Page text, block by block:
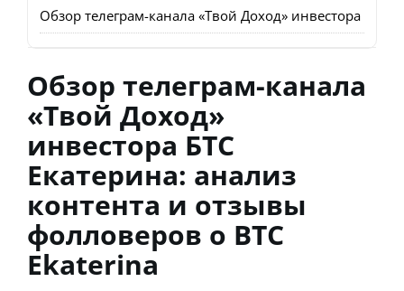
Обзор телеграм-канала «Твой Доход» инвестора БТС
Обзор телеграм-канала
«Твой Доход»
инвестора БТС
Екатерина: анализ
контента и отзывы
фолловеров о BTC
Ekaterina